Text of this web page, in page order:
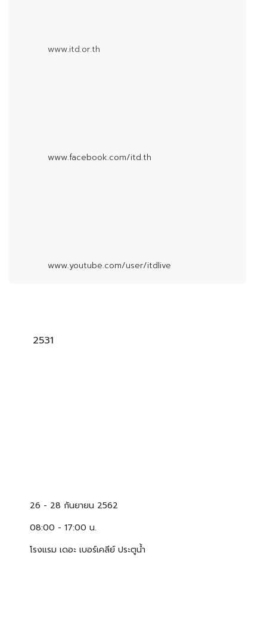
www.itd.or.th
www.facebook.com/itd.th
www.youtube.com/user/itdlive
2531
26 - 28 กันยายน 2562
08:00 - 17:00 น.
โรงแรม เดอะ เบอร์เคลีย์ ประตูน้ำ